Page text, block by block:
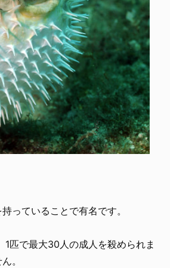
持っていることで有名です。
匹で最大30人の成人を殺められま
。